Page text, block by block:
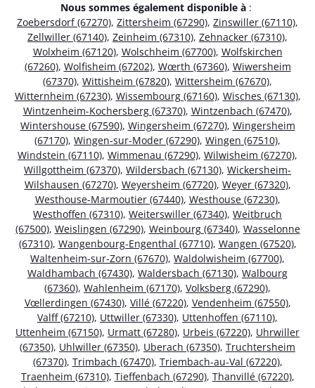
Nous sommes également disponible à :
Zoebersdorf (67270), Zittersheim (67290), Zinswiller (67110),
Zellwiller (67140), Zeinheim (67310), Zehnacker (67310),
Wolxheim (67120), Wolschheim (67700), Wolfskirchen
(67260), Wolfisheim (67202), Wœrth (67360), Wiwersheim
(67370), Wittisheim (67820), Wittersheim (67670),
Witternheim (67230), Wissembourg (67160), Wisches (67130),
Wintzenheim-Kochersberg (67370), Wintzenbach (67470),
Wintershouse (67590), Wingersheim (67270), Wingersheim
(67170), Wingen-sur-Moder (67290), Wingen (67510),
Windstein (67110), Wimmenau (67290), Wilwisheim (67270),
Willgottheim (67370), Wildersbach (67130), Wickersheim-
Wilshausen (67270), Weyersheim (67720), Weyer (67320),
Westhouse-Marmoutier (67440), Westhouse (67230),
Westhoffen (67310), Weiterswiller (67340), Weitbruch
(67500), Weislingen (67290), Weinbourg (67340), Wasselonne
(67310), Wangenbourg-Engenthal (67710), Wangen (67520),
Waltenheim-sur-Zorn (67670), Waldolwisheim (67700),
Waldhambach (67430), Waldersbach (67130), Walbourg
(67360), Wahlenheim (67170), Volksberg (67290),
Vœllerdingen (67430), Villé (67220), Vendenheim (67550),
Valff (67210), Uttwiller (67330), Uttenhoffen (67110),
Uttenheim (67150), Urmatt (67280), Urbeis (67220), Uhrwiller
(67350), Uhlwiller (67350), Uberach (67350), Truchtersheim
(67370), Trimbach (67470), Triembach-au-Val (67220),
Traenheim (67310), Tieffenbach (67290), Thanvillé (67220),